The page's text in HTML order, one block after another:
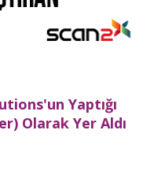
Yaptığı
Olarak Yer Aldı